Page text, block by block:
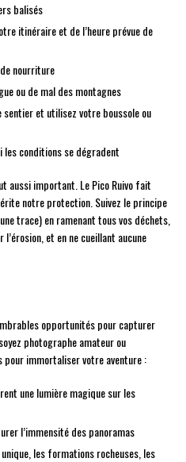
balisés
itinéraire et de l’heure prévue de
nourriture
ou de mal des montagnes
et utilisez votre boussole ou
conditions se dégradent
aussi important. Le Pico Ruivo fait
notre protection. Suivez le principe
trace) en ramenant tous vos déchets,
et en ne cueillant aucune
opportunités pour capturer
photographe amateur ou
pour immortaliser votre aventure :
une lumière magique sur les
l’immensité des panoramas
les formations rocheuses, les